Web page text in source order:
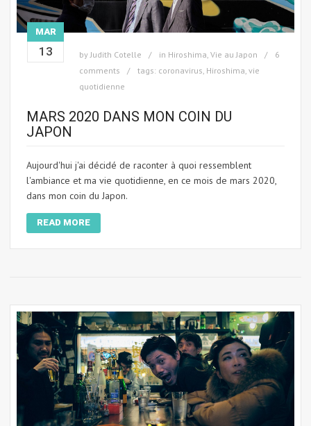
MAR
13 by Judith Cotelle in Hiroshima Vie au Japon
6
comments
tags: coronavirus Hiroshima vie
quotidienne
MARS 2020 DANS MON COIN DU
JAPON
Aujourd'hui j'ai décidé de raconter à quoi ressemblent
l'ambiance et ma vie quotidienne, en ce mois de mars 2020,
dans mon coin du Japon.
READ MORE